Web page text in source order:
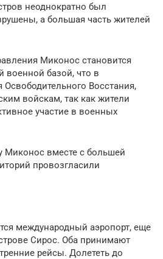
неоднократно был
а большая часть жителей
Миконос становится
военной базой, что в
Восстания,
войскам, так как жители
участие в военных
Миконос вместе с большей
провозгласили
международный аэропорт, еще
Сирос. Оба принимают
рейсы. Долететь до